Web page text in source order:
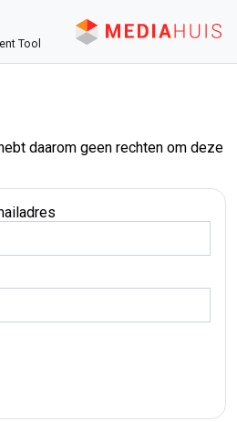
Tool
daarom geen rechten om deze